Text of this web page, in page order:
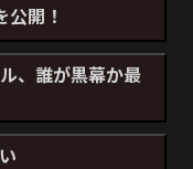
開！
、誰が黒幕か最